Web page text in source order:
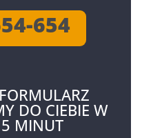
654
DO CIEBIE W
MINUT